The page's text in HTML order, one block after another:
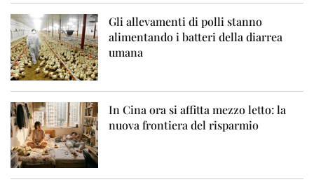
Gli allevamenti di polli stanno
alimentando i batteri della diarrea
umana
In Cina ora si affitta mezzo letto: la
nuova frontiera del risparmio